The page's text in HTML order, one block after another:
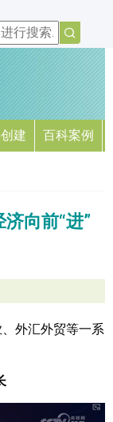
建 百科案例
向前“进”
外汇外贸等一系